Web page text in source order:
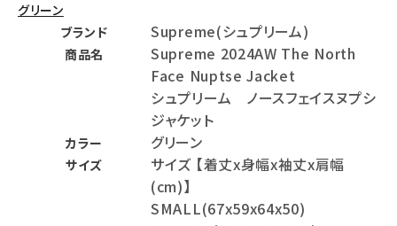
グリーン
ブランド
Supreme(シュプリーム)
商品名
Supreme 2024AW The North
Face Nuptse Jacket
シュプリーム ノースフェイスヌプシ
ジャケット
カラー グリーン
サイズ
サイズ 【着丈x身幅x袖丈x肩幅
(cm)】
SMALL(67x59x64x50)